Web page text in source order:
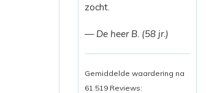
zocht.
— De heer B. (58 jr.)
Gemiddelde waardering na
61.519 Reviews: